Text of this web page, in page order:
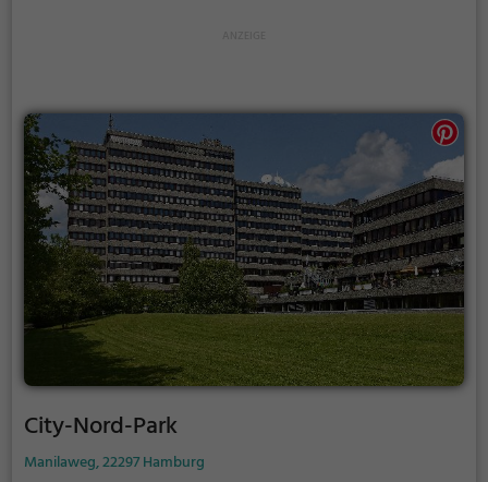
City-Nord-Park
Manilaweg, 22297 Hamburg